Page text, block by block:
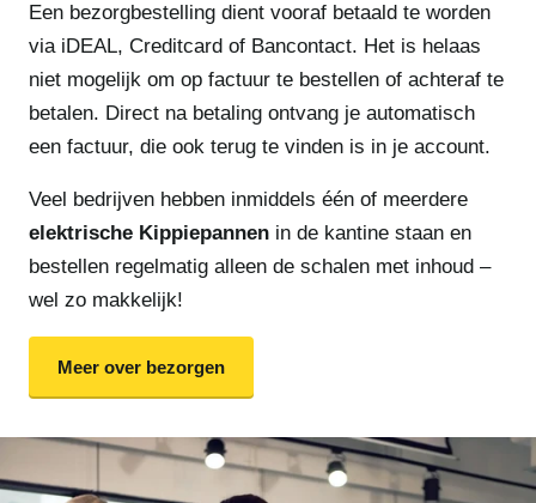
Een bezorgbestelling dient vooraf betaald te worden
via iDEAL, Creditcard of Bancontact. Het is helaas
niet mogelijk om op factuur te bestellen of achteraf te
betalen. Direct na betaling ontvang je automatisch
een factuur, die ook terug te vinden is in je account.
Veel bedrijven hebben inmiddels één of meerdere
elektrische Kippiepannen in de kantine staan en
bestellen regelmatig alleen de schalen met inhoud –
wel zo makkelijk!
Meer over bezorgen